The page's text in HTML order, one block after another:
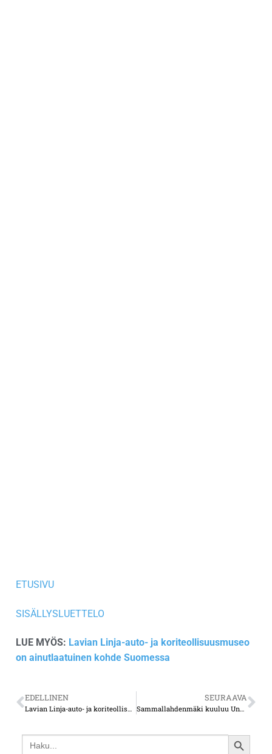
ETUSIVU
SISÄLLYSLUETTELO
LUE MYÖS: Lavian Linja-auto- ja koriteollisuusmuseo
on ainutlaatuinen kohde Suomessa
EDELLINEN
Lavian Linja-auto- ja koriteollisuusmuseo on ainutlaatuinen kohde Suomessa
SEURAAVA
Sammallahdenmäki kuuluu Unescon maailmanperintölistalle
Search
for:
SEARCH